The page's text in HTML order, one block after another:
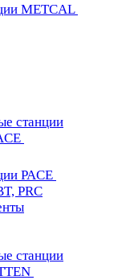
METCAL
станции
PACE
PRC
станции